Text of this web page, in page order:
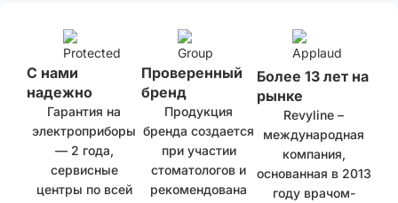
С нами
надежно
Гарантия на
электроприборы
— 2 года,
сервисные
центры по всей
Проверенный
бренд
Продукция
бренда создается
при участии
стоматологов и
рекомендована
Более 13 лет на
рынке
Revyline –
международная
компания,
основанная в 2013
году врачом-